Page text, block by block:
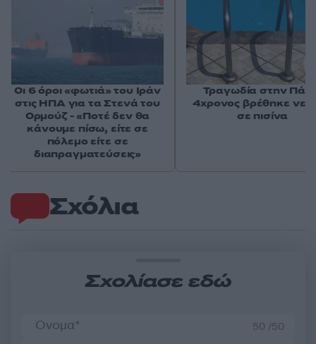
Σχόλια
Σχολίασε εδώ
50 /50
Οι 6 όροι «φωτιά» του Ιράν
στις ΗΠΑ για τα Στενά του
Ορμούζ - «Ποτέ δεν θα
κάνουμε πίσω, είτε σε
πόλεμο είτε σε
διαπραγματεύσεις»
Τραγωδία στην
4χρονος βρέθηκε
σε πισίνα